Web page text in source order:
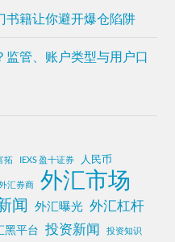
书籍让你避开爆仓陷阱
监管、账户类型与用户口
拓 IEXS 盈十证券 人民币
汇券商 外汇市场
闻 外汇曝光 外汇杠杆
黑平台 投资新闻 投资知识